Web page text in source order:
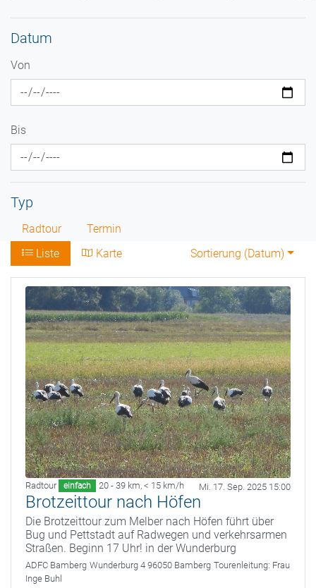
Datum
Von
Bis
Typ
Radtour
Termin
Liste
Karte Sortierung (Datum)
Radtour einfach 20 - 39 km, < 15 km/h Mi. 17. Sep. 2025 15:00
Brotzeittour nach Höfen
Die Brotzeittour zum Melber nach Höfen führt über
Bug und Pettstadt auf Radwegen und verkehrsarmen
Straßen. Beginn 17 Uhr! in der Wunderburg
ADFC Bamberg Wunderburg 4 96050 Bamberg Tourenleitung: Frau
Inge Buhl